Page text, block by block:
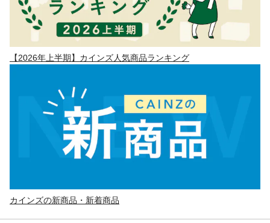
【2026年上半期】カインズ人気商品ランキング
カインズの新商品・新着商品